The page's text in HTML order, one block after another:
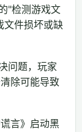
"检测游戏文
文件损坏或缺
问题，玩家
除可能导致
言》启动黑